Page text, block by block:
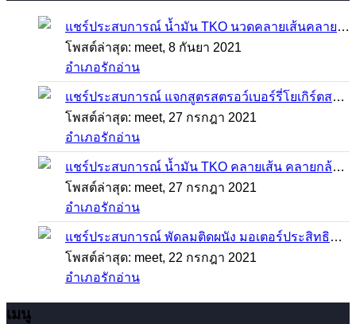
แชร์ประสบการณ์ น้ำมัน TKO นวดคลายเส้นคลายกล้ามเนื้อ จากภาวะตึงหรือเคล็ด บาดเจ็บ ได้อย่างฉับพลัน
โพสต์ล่าสุด: meet, 8 กันยา 2021
อำเภอรักอ่าน
แชร์ประสบการณ์ แจกสูตรสตรอว์เบอร์รี่โยเกิร์ตสมูทตี้ ทำง่าย อร่อย แค่มีเครื่องปั่นน้ำผลไม้
โพสต์ล่าสุด: meet, 27 กรกฎา 2021
อำเภอรักอ่าน
แชร์ประสบการณ์ น้ำมัน TKO คลายเส้น คลายกล้ามเนื้อ บรรเทาอาการบาดเจ็บโดยฉับพลัน
โพสต์ล่าสุด: meet, 27 กรกฎา 2021
อำเภอรักอ่าน
แชร์ประสบการณ์ พัดลมติดผนัง มอเตอร์ประสิทธิภาพสูง ติดตั้งง่าย ประหยัดพื้นที่
โพสต์ล่าสุด: meet, 22 กรกฎา 2021
อำเภอรักอ่าน
เมนู